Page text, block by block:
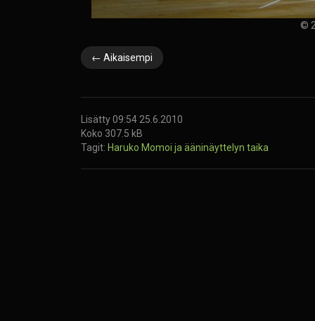
©
← Aikaisempi
Lisätty 09:54 25.6.2010
Koko 307.5 kB
Tagit: Haruko Momoi ja ääninäyttelyn taika